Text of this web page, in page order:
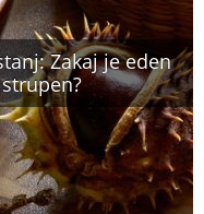
Zakaj je eden